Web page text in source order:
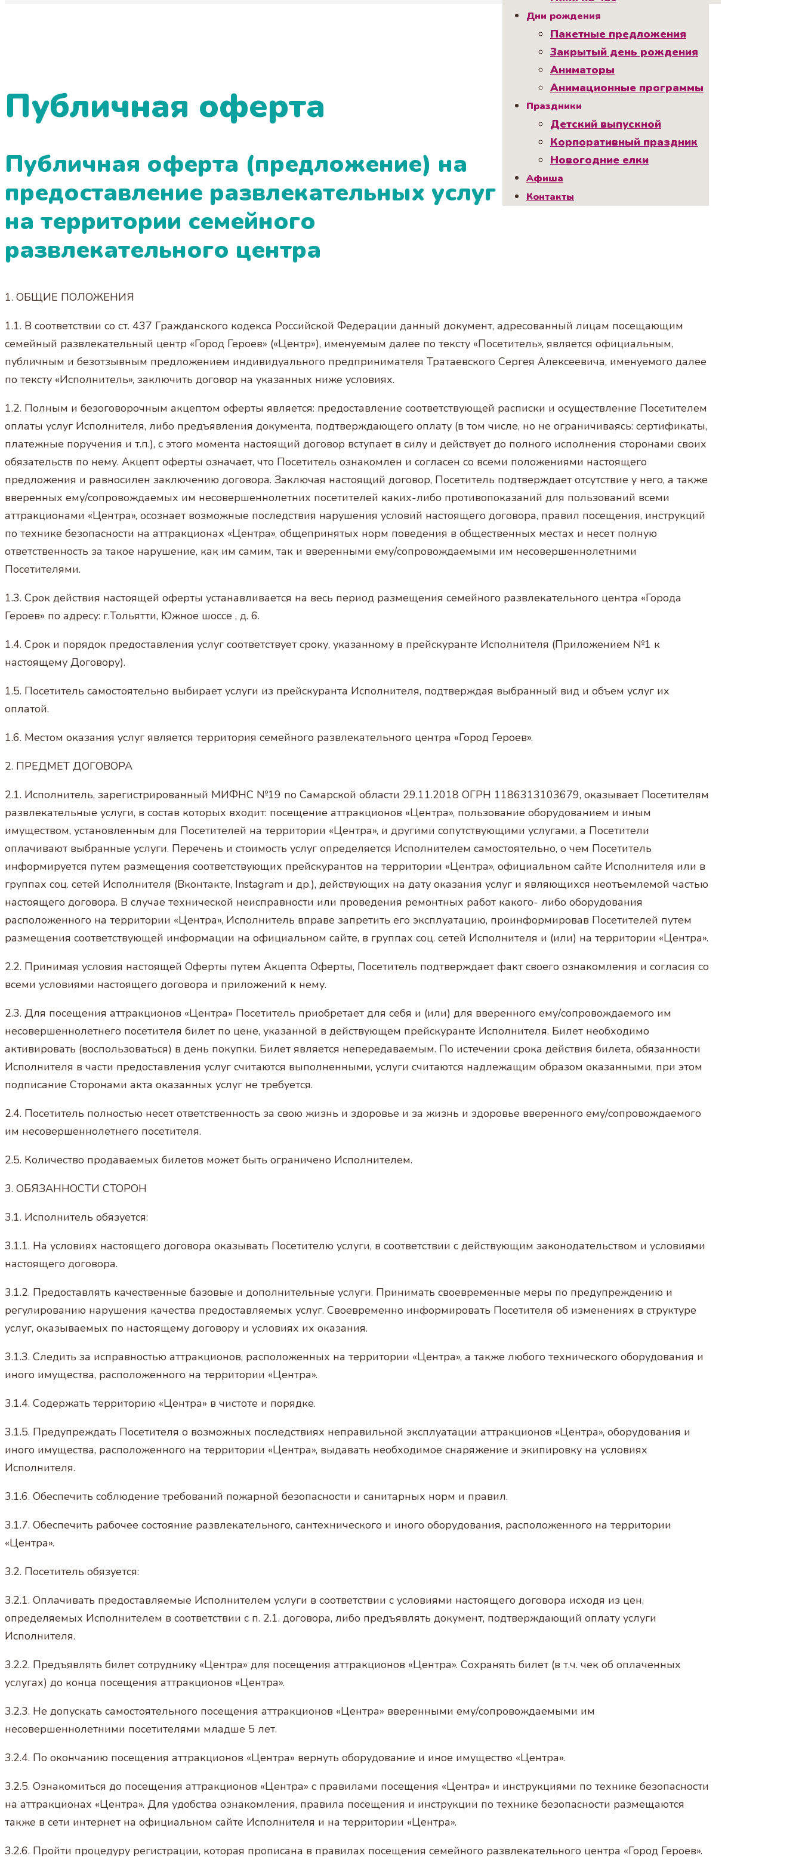
Дни рождения
Пакетные предложения
Закрытый день рождения
Аниматоры
Анимационные программы
Праздники
Детский выпускной
Корпоративный праздник
Новогодние елки
Афиша
Контакты
Публичная оферта
Публичная оферта (предложение) на
предоставление развлекательных услуг
на территории семейного
развлекательного центра
1. ОБЩИЕ ПОЛОЖЕНИЯ
1.1. В соответствии со ст. 437 Гражданского кодекса Российской Федерации данный документ, адресованный лицам посещающим
семейный развлекательный центр «Город Героев» («Центр»), именуемым далее по тексту «Посетитель», является официальным,
публичным и безотзывным предложением индивидуального предпринимателя Тратаевского Сергея Алексеевича, именуемого далее
по тексту «Исполнитель», заключить договор на указанных ниже условиях.
1.2. Полным и безоговорочным акцептом оферты является: предоставление соответствующей расписки и осуществление Посетителем
оплаты услуг Исполнителя, либо предъявления документа, подтверждающего оплату (в том числе, но не ограничиваясь: сертификаты,
платежные поручения и т.п.), с этого момента настоящий договор вступает в силу и действует до полного исполнения сторонами своих
обязательств по нему. Акцепт оферты означает, что Посетитель ознакомлен и согласен со всеми положениями настоящего
предложения и равносилен заключению договора. Заключая настоящий договор, Посетитель подтверждает отсутствие у него, а также
вверенных ему/сопровождаемых им несовершеннолетних посетителей каких-либо противопоказаний для пользований всеми
аттракционами «Центра», осознает возможные последствия нарушения условий настоящего договора, правил посещения, инструкций
по технике безопасности на аттракционах «Центра», общепринятых норм поведения в общественных местах и несет полную
ответственность за такое нарушение, как им самим, так и вверенными ему/сопровождаемыми им несовершеннолетними
Посетителями.
1.3. Срок действия настоящей оферты устанавливается на весь период размещения семейного развлекательного центра «Города
Героев» по адресу: г.Тольятти, Южное шоссе , д. 6.
1.4. Срок и порядок предоставления услуг соответствует сроку, указанному в прейскуранте Исполнителя (Приложением №1 к
настоящему Договору).
1.5. Посетитель самостоятельно выбирает услуги из прейскуранта Исполнителя, подтверждая выбранный вид и объем услуг их
оплатой.
1.6. Местом оказания услуг является территория семейного развлекательного центра «Город Героев».
2. ПРЕДМЕТ ДОГОВОРА
2.1. Исполнитель, зарегистрированный МИФНС №19 по Самарской области 29.11.2018 ОГРН 1186313103679, оказывает Посетителям
развлекательные услуги, в состав которых входит: посещение аттракционов «Центра», пользование оборудованием и иным
имуществом, установленным для Посетителей на территории «Центра», и другими сопутствующими услугами, а Посетители
оплачивают выбранные услуги. Перечень и стоимость услуг определяется Исполнителем самостоятельно, о чем Посетитель
информируется путем размещения соответствующих прейскурантов на территории «Центра», официальном сайте Исполнителя или в
группах соц. сетей Исполнителя (Вконтакте, Instagram и др.), действующих на дату оказания услуг и являющихся неотъемлемой частью
настоящего договора. В случае технической неисправности или проведения ремонтных работ какого- либо оборудования
расположенного на территории «Центра», Исполнитель вправе запретить его эксплуатацию, проинформировав Посетителей путем
размещения соответствующей информации на официальном сайте, в группах соц. сетей Исполнителя и (или) на территории «Центра».
2.2. Принимая условия настоящей Оферты путем Акцепта Оферты, Посетитель подтверждает факт своего ознакомления и согласия со
всеми условиями настоящего договора и приложений к нему.
2.3. Для посещения аттракционов «Центра» Посетитель приобретает для себя и (или) для вверенного ему/сопровождаемого им
несовершеннолетнего посетителя билет по цене, указанной в действующем прейскуранте Исполнителя. Билет необходимо
активировать (воспользоваться) в день покупки. Билет является непередаваемым. По истечении срока действия билета, обязанности
Исполнителя в части предоставления услуг считаются выполненными, услуги считаются надлежащим образом оказанными, при этом
подписание Сторонами акта оказанных услуг не требуется.
2.4. Посетитель полностью несет ответственность за свою жизнь и здоровье и за жизнь и здоровье вверенного ему/сопровождаемого
им несовершеннолетнего посетителя.
2.5. Количество продаваемых билетов может быть ограничено Исполнителем.
3. ОБЯЗАННОСТИ СТОРОН
3.1. Исполнитель обязуется:
3.1.1. На условиях настоящего договора оказывать Посетителю услуги, в соответствии с действующим законодательством и условиями
настоящего договора.
3.1.2. Предоставлять качественные базовые и дополнительные услуги. Принимать своевременные меры по предупреждению и
регулированию нарушения качества предоставляемых услуг. Своевременно информировать Посетителя об изменениях в структуре
услуг, оказываемых по настоящему договору и условиях их оказания.
3.1.3. Следить за исправностью аттракционов, расположенных на территории «Центра», а также любого технического оборудования и
иного имущества, расположенного на территории «Центра».
3.1.4. Содержать территорию «Центра» в чистоте и порядке.
3.1.5. Предупреждать Посетителя о возможных последствиях неправильной эксплуатации аттракционов «Центра», оборудования и
иного имущества, расположенного на территории «Центра», выдавать необходимое снаряжение и экипировку на условиях
Исполнителя.
3.1.6. Обеспечить соблюдение требований пожарной безопасности и санитарных норм и правил.
3.1.7. Обеспечить рабочее состояние развлекательного, сантехнического и иного оборудования, расположенного на территории
«Центра».
3.2. Посетитель обязуется:
3.2.1. Оплачивать предоставляемые Исполнителем услуги в соответствии с условиями настоящего договора исходя из цен,
определяемых Исполнителем в соответствии с п. 2.1. договора, либо предъявлять документ, подтверждающий оплату услуги
Исполнителя.
3.2.2. Предъявлять билет сотруднику «Центра» для посещения аттракционов «Центра». Сохранять билет (в т.ч. чек об оплаченных
услугах) до конца посещения аттракционов «Центра».
3.2.3. Не допускать самостоятельного посещения аттракционов «Центра» вверенными ему/сопровождаемыми им
несовершеннолетними посетителями младше 5 лет.
3.2.4. По окончанию посещения аттракционов «Центра» вернуть оборудование и иное имущество «Центра».
3.2.5. Ознакомиться до посещения аттракционов «Центра» с правилами посещения «Центра» и инструкциями по технике безопасности
на аттракционах «Центра». Для удобства ознакомления, правила посещения и инструкции по технике безопасности размещаются
также в сети интернет на официальном сайте Исполнителя и на территории «Центра».
3.2.6. Пройти процедуру регистрации, которая прописана в правилах посещения семейного развлекательного центра «Город Героев».